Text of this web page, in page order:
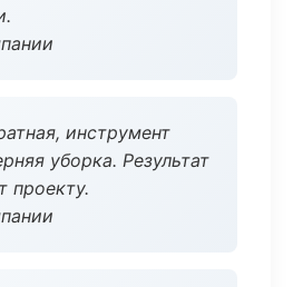
инструмент
уборка. Результат
проекту.